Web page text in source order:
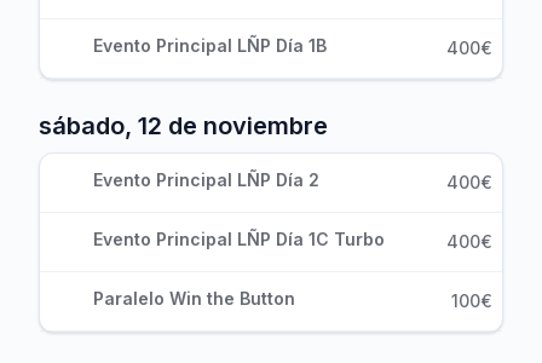
Evento Principal LÑP Día 1B 400€
sábado, 12 de noviembre
Evento Principal LÑP Día 2 400€
Evento Principal LÑP Día 1C Turbo 400€
Paralelo Win the Button 100€